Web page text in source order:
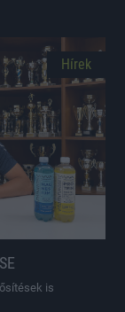
Hírek
is